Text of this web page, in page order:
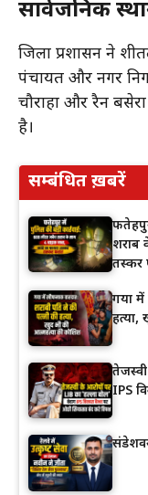
सार्वजनिक
जिला प्रशासन ने
पंचायत और नगर
चौराहों और रैन
है।
सम्बंधित ख़बरें
शराब
तस्कर
गया में
IPS